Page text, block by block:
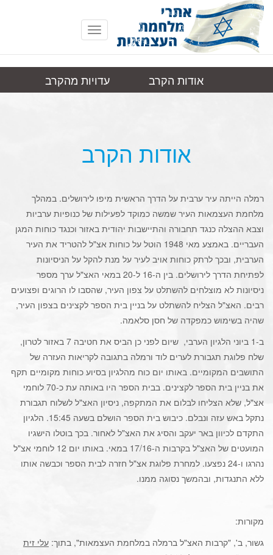
Toggle
navigation
רמלה
אודות הקרב
עדויות מהקרב
אודות הקרב
רמלה הייתה עיר ערבית על הדרך הראשית מיפו לירושלים. במהלך
מלחמת העצמאות העיר שמשה כמוקד לפעילות של כנופיות ערביות
וצבא ההצלה כנגד תחבורה והתיישבות יהודית באזור וכנגד כוחות המגן
העבריים. באמצע מאי 1948 הוטל על כוחות אצ"ל להטריד את העיר
הערבית, ובכך לרתק כוחות אויב לעיר על מנת להקל על הניסיונות
לפתיחת הדרך לירושלים. בין ה-16 ל-20 במאי האצ"ל ערך מספר
ניסיונות לא מוצלחים להשתלט על צפון העיר, שהסבו לו הרוגים ופצועים
רבים. האצ"ל הצליח להשתלט על בניין בית הספר לקצינים בצפון העיר,
שהיה בשימוש כמפקדה של חסן סלאמה.
ב-1 ביוני הלגיון הערבי, שיום לפני כן הביס את חטיבה 7 באזור לטרון,
שלח פלוגת תגבורת לערים לוד ורמלה בתגובה לקריאות העזרה של
התושבים המקומיים. באותו יום כוח מהלגיון בסיוע כוחות מקומיים תקף
את בניין בית הספר לקצינים. בבית הספר היו באותה עת כ-70 לוחמי
אצ"ל, שלא הצליחו לבלום את המתקפה, ניסיון האצ"ל לשלוח תגבורת
נתקל באש עזה ונבלם. כיבוש בית הספר הושלם בשעה 15:45. הלגיון
התקדם לכיוון באר יעקב והסיג את האצ"ל לאחור. בכך בוטלו הישגיו
המועטים של האצ"ל בקרבות ה-17/16 במאי. באותו יום 12 לוחמי אצ"ל
נהרגו ו-24 נפצעו. למחרת פלוגת אצ"ל חזרה לבית הספר וכבשה אותו
ללא התנגדות, ובהמשך נסוגה ממנו.
מקורות:
גשור, ב', "קרבות האצ"ל ברמלה במלחמת העצמאות", בתוך: עלי זית